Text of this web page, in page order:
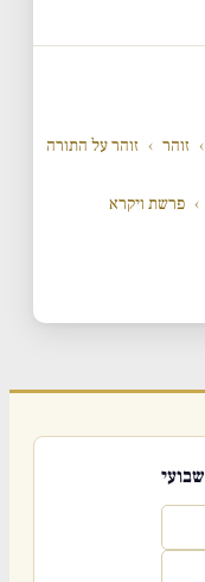
› זוהר › זוהר על התורה
› פרשת ויקרא